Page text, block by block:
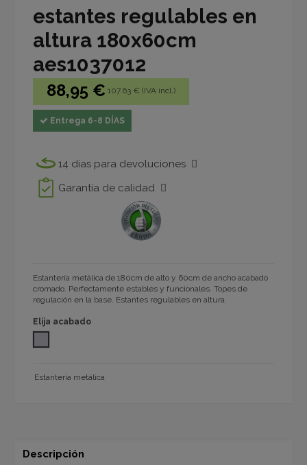
estantes regulables en
altura 180x60cm
aes1037012
88,95 € 107.63 € (IVA incl.)
Entrega 6-8 DÍAS
14 días para devoluciones
Garantía de calidad
Estantería metálica de 180cm de alto y 60cm de ancho acabado
cromado. Perfectamente estables y funcionales. Topes de
regulación en la base. Estantes regulables en altura.
Elija acabado
Estantería metálica
Descripción